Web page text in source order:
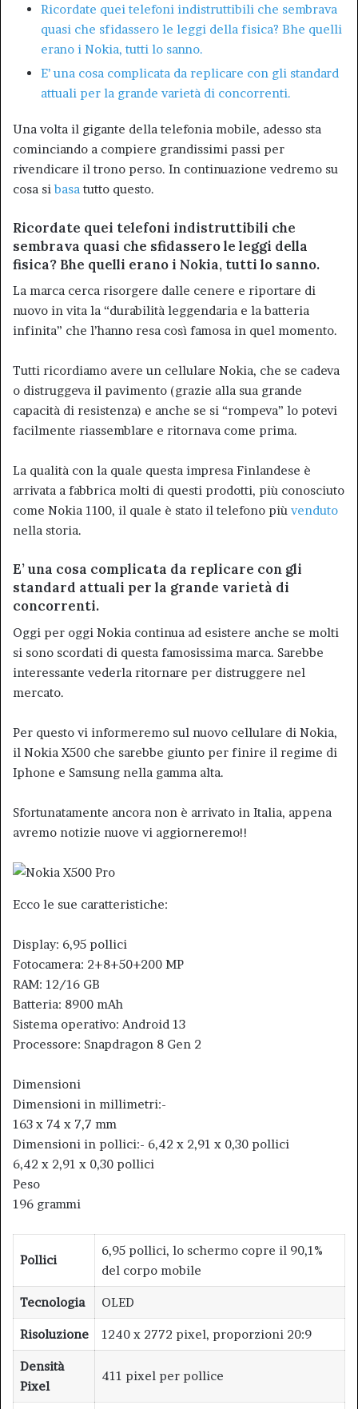
Ricordate quei telefoni indistruttibili che sembrava
quasi che sfidassero le leggi della fisica? Bhe quelli
erano i Nokia, tutti lo sanno.
E’ una cosa complicata da replicare con gli standard
attuali per la grande varietà di concorrenti.
Una volta il gigante della telefonia mobile, adesso sta
cominciando a compiere grandissimi passi per
rivendicare il trono perso. In continuazione vedremo su
cosa sibasa tutto questo.
Ricordate quei telefoni indistruttibili che
sembrava quasi che sfidassero le leggi della
fisica? Bhe quelli erano i Nokia, tutti lo sanno.
La marca cerca risorgere dalle cenere e riportare di
nuovo in vita la “durabilità leggendaria e la batteria
infinita” che l’hanno resa così famosa in quel momento.
Tutti ricordiamo avere un cellulare Nokia, che se cadeva
o distruggeva il pavimento (grazie alla sua grande
capacità di resistenza) e anche se si “rompeva” lo potevi
facilmente riassemblare e ritornava come prima.
La qualità con la quale questa impresa Finlandese è
arrivata a fabbrica molti di questi prodotti, più conosciuto
come Nokia 1100, il quale è stato il telefono più venduto
nella storia.
E’ una cosa complicata da replicare con gli
standard attuali per la grande varietà di
concorrenti.
Oggi per oggi Nokia continua ad esistere anche se molti
si sono scordati di questa famosissima marca. Sarebbe
interessante vederla ritornare per distruggere nel
mercato.
Per questo vi informeremo sul nuovo cellulare di Nokia,
il Nokia X500 che sarebbe giunto per finire il regime di
Iphone e Samsung nella gamma alta.
Sfortunatamente ancora non è arrivato in Italia, appena
avremo notizie nuove vi aggiorneremo!!
Ecco le sue caratteristiche:
Display: 6,95 pollici
Fotocamera: 2+8+50+200 MP
RAM: 12/16 GB
Batteria: 8900 mAh
Sistema operativo: Android 13
Processore: Snapdragon 8 Gen 2
Dimensioni
Dimensioni in millimetri:-
163 x 74 x 7,7 mm
Dimensioni in pollici:- 6,42 x 2,91 x 0,30 pollici
6,42 x 2,91 x 0,30 pollici
Peso
196 grammi
Pollici
6,95 pollici, lo schermo copre il 90,1%
del corpo mobile
Tecnologia OLED
Risoluzione 1240 x 2772 pixel, proporzioni 20:9
Densità
Pixel
411 pixel per pollice